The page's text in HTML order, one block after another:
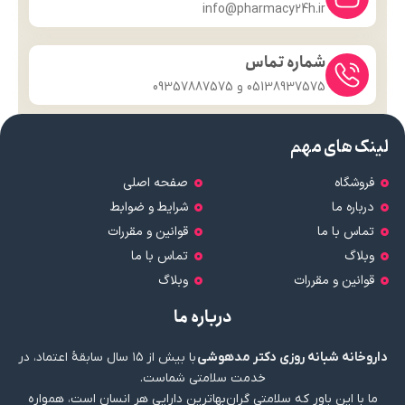
info@pharmacy24h.ir
شماره تماس
05138937575 و 09357887575
لینک های مهم
فروشگاه
درباره ما
تماس با ما
وبلاگ
قوانین و مقررات
صفحه اصلی
شرایط و ضوابط
قوانین و مقررات
تماس با ما
وبلاگ
درباره ما
داروخانه شبانه روزی دکتر مدهوشی
با بیش از ۱۵ سال سابقهٔ اعتماد، در
خدمت سلامتی شماست.
ما با این باور که سلامتی گران‌بهاترین دارایی هر انسان است، همواره